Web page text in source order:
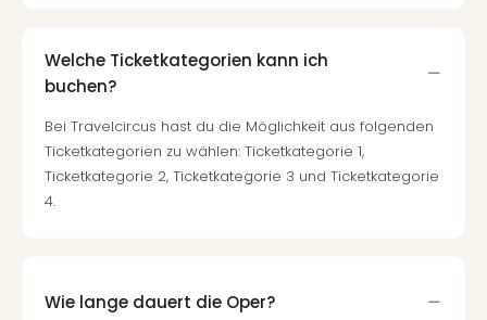
Welche Ticketkategorien kann ich
buchen?
Bei Travelcircus hast du die Möglichkeit aus folgenden
Ticketkategorien zu wählen: Ticketkategorie 1,
Ticketkategorie 2, Ticketkategorie 3 und Ticketkategorie
4.
Wie lange dauert die Oper?